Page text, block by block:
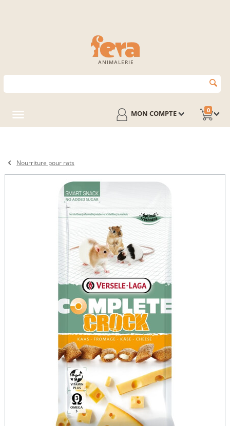
ANIMALERIE
0
MON COMPTE
Nourriture pour rats